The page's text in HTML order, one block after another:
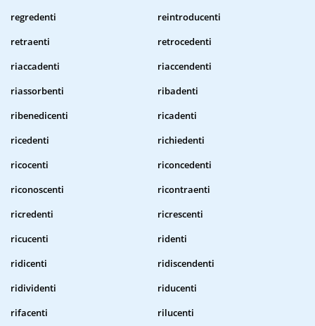
regredenti
reintroducenti
retraenti
retrocedenti
riaccadenti
riaccendenti
riassorbenti
ribadenti
ribenedicenti
ricadenti
ricedenti
richiedenti
ricocenti
riconcedenti
riconoscenti
ricontraenti
ricredenti
ricrescenti
ricucenti
ridenti
ridicenti
ridiscendenti
ridividenti
riducenti
rifacenti
rilucenti